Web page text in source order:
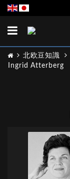
Toggle
北欧豆知識
Ingrid Atterberg